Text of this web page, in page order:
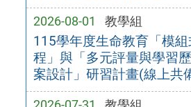
2026-08-01 教學組
115學年度生命教育「模組
程」與「多元評量與學習
案設計」研習計畫(線上共